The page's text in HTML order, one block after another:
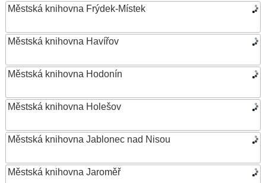
Městská knihovna Frýdek-Místek
Městská knihovna Havířov
Městská knihovna Hodonín
Městská knihovna Holešov
Městská knihovna Jablonec nad Nisou
Městská knihovna Jaroměř